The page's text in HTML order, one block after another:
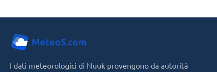
I dati meteorologici di Nuuk provengono da autorità